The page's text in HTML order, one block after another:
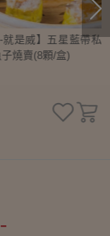
-就是威】五星藍帶私
燒賣(8顆/盒)